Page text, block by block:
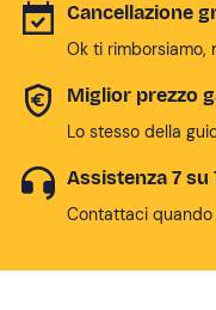
Cancellazione
Ok ti rimborsiamo,
Miglior prezzo
Lo stesso della
Assistenza 7 su
Contattaci quando